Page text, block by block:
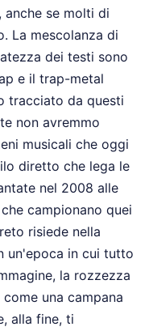
anche se molti di
La mescolanza di
dei testi sono
e il trap-metal
tracciato da questi
non avremmo
musicali che oggi
diretto che lega le
nel 2008 alle
campionano quei
risiede nella
un'epoca in cui tutto
la rozzezza
una campana
alla fine, ti